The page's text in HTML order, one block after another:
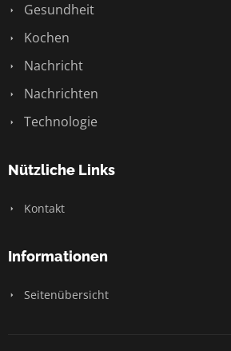
Gesundheit
Kochen
Nachricht
Nachrichten
Technologie
Nützliche Links
Kontakt
Informationen
Seitenübersicht